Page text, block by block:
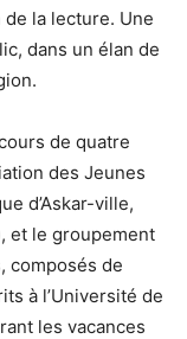
la lecture. Une
dans un élan de
de quatre
des Jeunes
d’Askar-ville,
et le groupement
composés de
à l’Université de
les vacances